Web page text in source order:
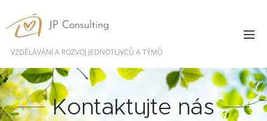
JP Consulting
VZDĚLÁVÁNÍ A ROZVOJ JEDNOTLIVCŮ A TÝMŮ
Kontaktujte nás